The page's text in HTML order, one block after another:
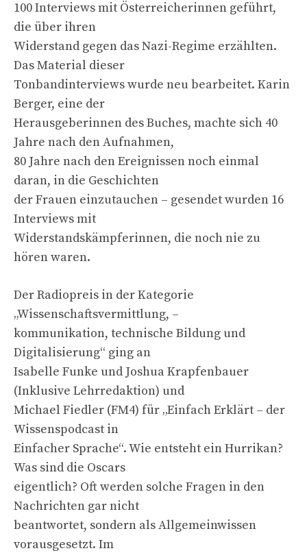
100 Interviews mit Österreicherinnen geführt,
die über ihren
Widerstand gegen das Nazi-Regime erzählten.
Das Material dieser
Tonbandinterviews wurde neu bearbeitet. Karin
Berger, eine der
Herausgeberinnen des Buches, machte sich 40
Jahre nach den Aufnahmen,
80 Jahre nach den Ereignissen noch einmal
daran, in die Geschichten
der Frauen einzutauchen – gesendet wurden 16
Interviews mit
Widerstandskämpferinnen, die noch nie zu
hören waren.
Der Radiopreis in der Kategorie
„Wissenschaftsvermittlung, –
kommunikation, technische Bildung und
Digitalisierung“ ging an
Isabelle Funke und Joshua Krapfenbauer
(Inklusive Lehrredaktion) und
Michael Fiedler (FM4) für „Einfach Erklärt – der
Wissenspodcast in
Einfacher Sprache“. Wie entsteht ein Hurrikan?
Was sind die Oscars
eigentlich? Oft werden solche Fragen in den
Nachrichten gar nicht
beantwortet, sondern als Allgemeinwissen
vorausgesetzt. Im